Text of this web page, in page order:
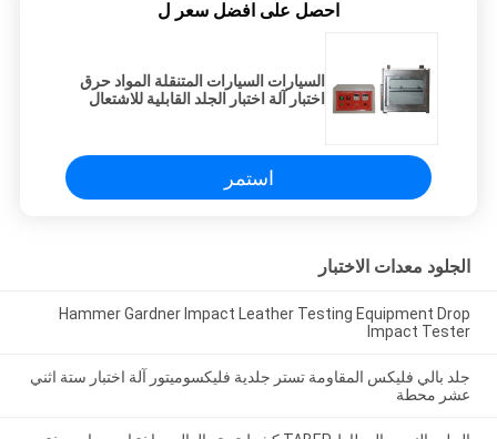
احصل على افضل سعر ل
السيارات السيارات المتنقلة المواد حرق
اختبار آلة اختبار الجلد القابلية للاشتعال
استمر
الجلود معدات الاختبار
Hammer Gardner Impact Leather Testing Equipment Drop
Impact Tester
جلد بالي فليكس المقاومة تستر جلدية فليكسوميتور آلة اختبار ستة اثني
عشر محطة